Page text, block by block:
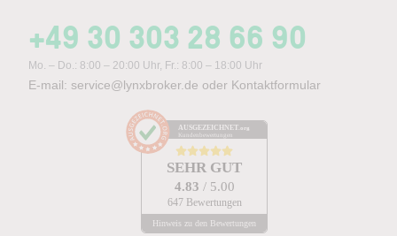
+49 30 303 28 66 90
Mo. – Do.: 8:00 – 20:00 Uhr, Fr.: 8:00 – 18:00 Uhr
E-mail: service@lynxbroker.de oder Kontaktformular
AUSGEZEICHNET .org
Kundenbewertungen
SEHR GUT
4.83 / 5.00
647 Bewertungen
Hinweis zu den Bewertungen